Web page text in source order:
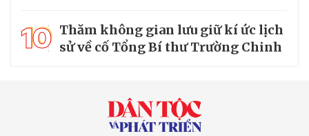
10 Thăm không gian lưu giữ kí ức lịch
sử về cố Tổng Bí thư Trường Chinh